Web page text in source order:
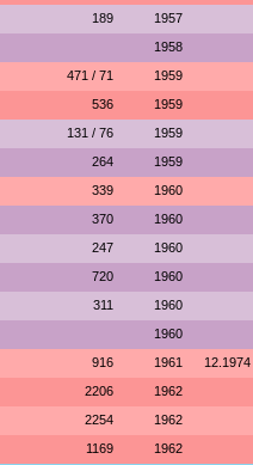
189 1957
1958
471 / 71 1959
536 1959
131 / 76 1959
264 1959
339 1960
370 1960
247 1960
720 1960
311 1960
1960
916 1961 12.1974
2206 1962
2254 1962
1169 1962